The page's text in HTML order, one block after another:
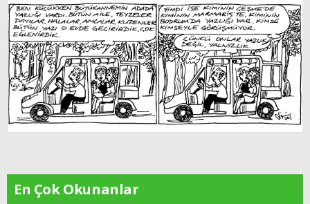
En Çok Okunanlar